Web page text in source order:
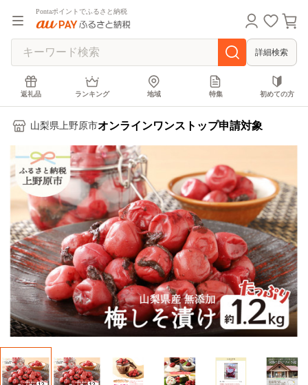
Pontaポイントでふるさと納税
詳細検索
返礼品 ランキング 地域 特集 初めての方
山梨県上野原市オンラインワンストップ申請対象